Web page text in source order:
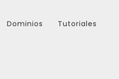
Dominios Tutoriales